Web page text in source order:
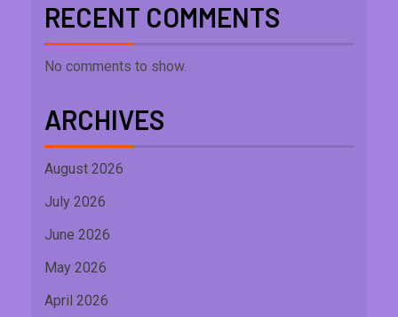
RECENT COMMENTS
No comments to show.
ARCHIVES
August 2026
July 2026
June 2026
May 2026
April 2026